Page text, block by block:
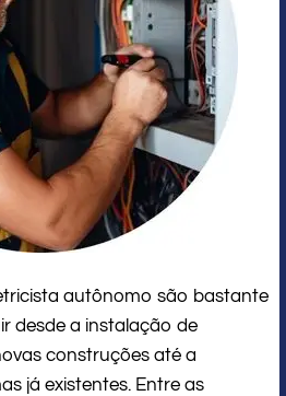
autônomo são bastante
desde a instalação de
construções até a
já existentes. Entre as